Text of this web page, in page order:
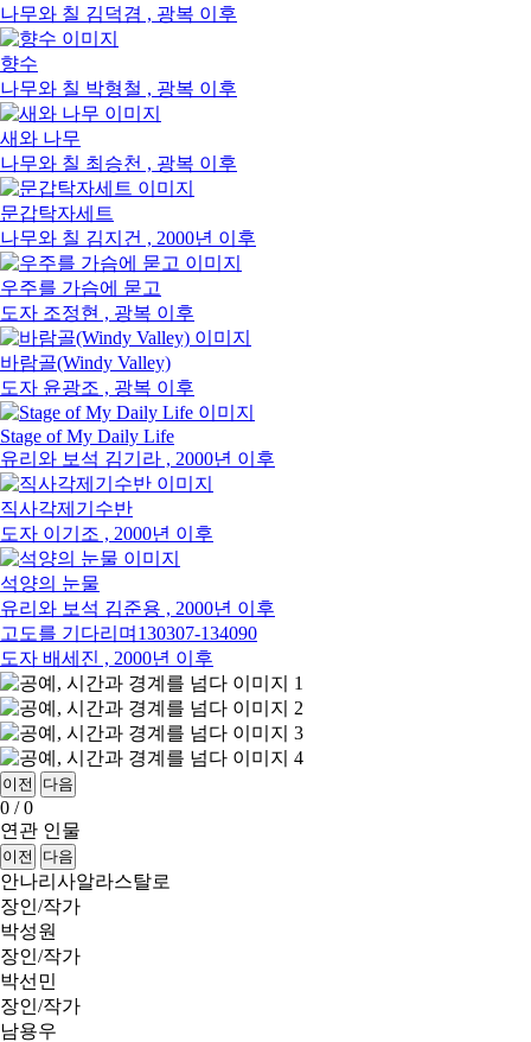
나무와 칠 김덕겸 , 광복 이후
향수
나무와 칠 박형철 , 광복 이후
새와 나무
나무와 칠 최승천 , 광복 이후
문갑탁자세트
나무와 칠 김지건 , 2000년 이후
우주를 가슴에 묻고
도자 조정현 , 광복 이후
바람골(Windy Valley)
도자 윤광조 , 광복 이후
Stage of My Daily Life
유리와 보석 김기라 , 2000년 이후
직사각제기수반
도자 이기조 , 2000년 이후
석양의 눈물
유리와 보석 김준용 , 2000년 이후
고도를 기다리며130307-134090
도자 배세진 , 2000년 이후
이전 다음
0 / 0
연관 인물
이전 다음
안나리사알라스탈로
장인/작가
박성원
장인/작가
박선민
장인/작가
남용우